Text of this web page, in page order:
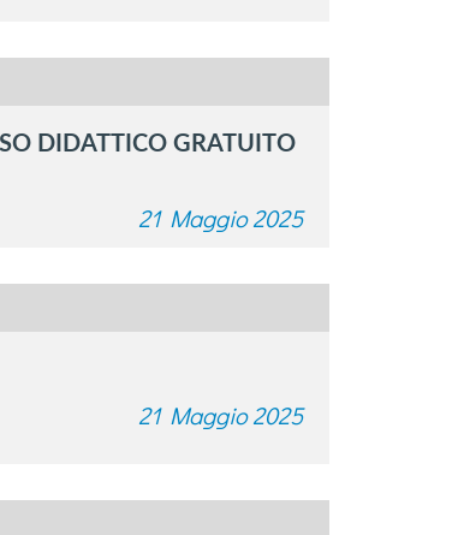
DIDATTICO GRATUITO
21 Maggio 2025
21 Maggio 2025